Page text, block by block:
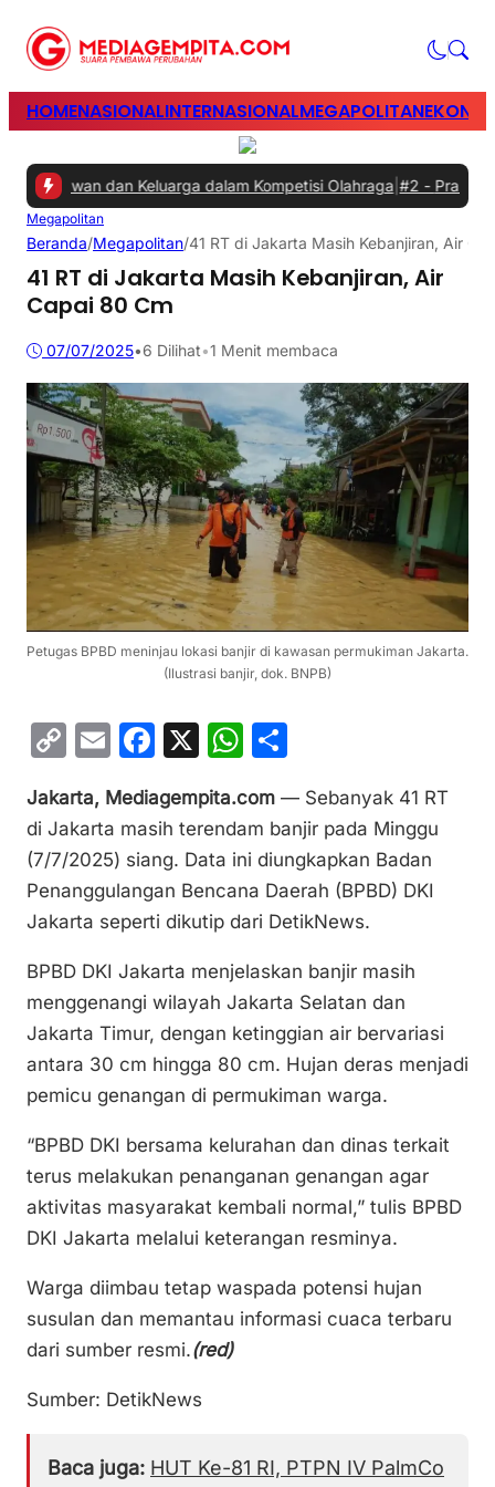
HOMENASIONALINTERNASIONALMEGAPOLITAN
dan Keluarga dalam Kompetisi Olahraga|#2 -Prabowo
Megapolitan
Beranda/Megapolitan/41 RT di Jakarta Masih Kebanjiran, Air
41 RT di Jakarta Masih Kebanjiran, Air
Capai 80 Cm
07/07/2025•6 Dilihat•1 Menit membaca
Petugas BPBD meninjau lokasi banjir di kawasan permukiman Jakarta.
(Ilustrasi banjir, dok. BNPB)
C
p
y
Li
n
k
E
ai
l
F
c
e
b
o
k
X
W
at
s
A
p
p
ar
e
Jakarta, Mediagempita.com — Sebanyak 41 RT
di Jakarta masih terendam banjir pada Minggu
(7/7/2025) siang. Data ini diungkapkan Badan
Penanggulangan Bencana Daerah (BPBD) DKI
Jakarta seperti dikutip dari DetikNews.
BPBD DKI Jakarta menjelaskan banjir masih
menggenangi wilayah Jakarta Selatan dan
Jakarta Timur, dengan ketinggian air bervariasi
antara 30 cm hingga 80 cm. Hujan deras menjadi
pemicu genangan di permukiman warga.
“BPBD DKI bersama kelurahan dan dinas terkait
terus melakukan penanganan genangan agar
aktivitas masyarakat kembali normal,” tulis BPBD
DKI Jakarta melalui keterangan resminya.
Warga diimbau tetap waspada potensi hujan
susulan dan memantau informasi cuaca terbaru
dari sumber resmi.(red)
Sumber: DetikNews
Baca juga: HUT Ke-81 RI, PTPN IV PalmCo